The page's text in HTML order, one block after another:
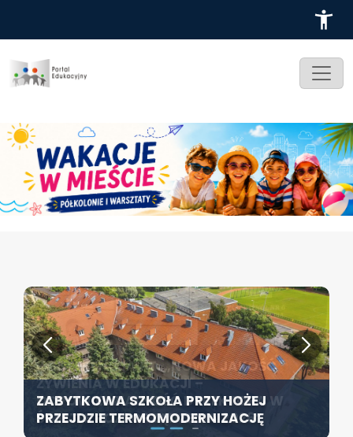
ZABYTKOWA SZKOŁA PRZY HOŻEJ
PRZEJDZIE TERMOMODERNIZACJĘ
KONFERENCJA PT. „NOWA JAKOŚĆ
ŻYWIENIA W EDUKACJI –
ODPOWIEDZIALNOŚĆ DYREKTORA W
ŚWIETLE ROZPORZĄDZENIA 2026”
SZCZECIN ROZWIJA EDUKACJĘ
WŁĄCZAJĄCĄ - NOWE
SPECJALISTYCZNE CENTRUM
ROZPOCZYNA DZIAŁALNOŚĆ